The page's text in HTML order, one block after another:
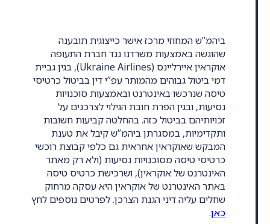
ביהמ”ש המחוזי מרכז אישר כייצוגית תובענה
שהוגשה באמצעות משרדנו נגד חברת התעופה
אוקראין איירליינס (Ukraine Airlines), בגין גביית
דמי ביטול גבוהים מהמותר עפ”י דין בביטול כרטיסי
טיסה שנרכשו באינטרנט ובאמצעות סוכנויות
נסיעות, ובגין הפרת חובת הגילוי לצרכנים על
זכויותיהם בביטול כזה. בהחלטה קביעות חשובות
ותקדימיות, במסגרתן ביהמ”ש קיבל את טענת
המבקש שאוקראין אחראית גם כלפי קבוצת רוכשי
כרטיסי טיסה מסוכנויות נסיעות (ולא רק מאתר
האינטרנט של אוקראין), ושרכישת כרטיס טיסה
באתר האינטרנט של אוקראין היא עסקה מרחוק
שחלים עליה דיני הגנת הצרכן. לפרטים נוספים לחץ
כאן.